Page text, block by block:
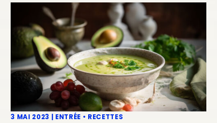
3 MAI 2023 ENTRÉE • RECETTES